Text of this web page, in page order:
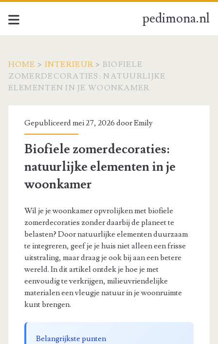
pedimona.nl
HOME > INTERIEUR > BIOFIELE
ZOMERDECORATIES: NATUURLIJKE
ELEMENTEN IN JE WOONKAMER
Gepubliceerd mei 27, 2026 doorEmily
Biofiele zomerdecoraties:
natuurlijke elementen in je
woonkamer
Wil je je woonkamer opvrolijken met biofiele
zomerdecoraties zonder daarbij de planeet te
belasten? Door natuurlijke elementen duurzaam
te integreren, geef je je huis niet alleen een frisse
uitstraling, maar draag je ook bij aan een betere
wereld. In dit artikel ontdek je hoe je met
eenvoudig te verkrijgen, milieuvriendelijke
materialen een vleugje natuur in je woonruimte
kunt brengen.
Belangrijkste punten